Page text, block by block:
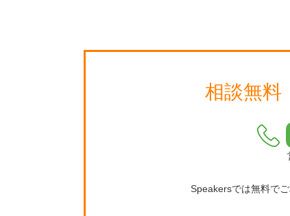
相談無料
Speakersでは無料で